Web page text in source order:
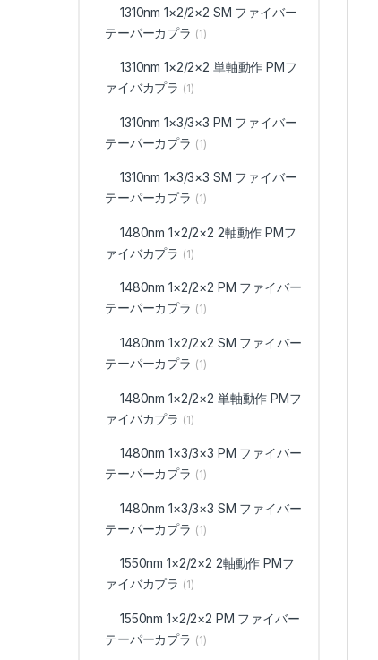
1310nm 1×2/2×2 SM ファイバー
テーパーカプラ (1)
1310nm 1×2/2×2 単軸動作 PMフ
ァイバカプラ (1)
1310nm 1×3/3×3 PM ファイバー
テーパーカプラ (1)
1310nm 1×3/3×3 SM ファイバー
テーパーカプラ (1)
1480nm 1×2/2×2 2軸動作 PMフ
ァイバカプラ (1)
1480nm 1×2/2×2 PM ファイバー
テーパーカプラ (1)
1480nm 1×2/2×2 SM ファイバー
テーパーカプラ (1)
1480nm 1×2/2×2 単軸動作 PMフ
ァイバカプラ (1)
1480nm 1×3/3×3 PM ファイバー
テーパーカプラ (1)
1480nm 1×3/3×3 SM ファイバー
テーパーカプラ (1)
1550nm 1×2/2×2 2軸動作 PMフ
ァイバカプラ (1)
1550nm 1×2/2×2 PM ファイバー
テーパーカプラ (1)